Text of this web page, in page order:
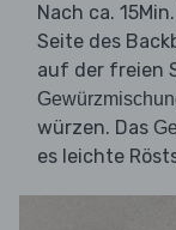
Nach ca.
Seite des
auf der freien
würzen. Das
es leichte